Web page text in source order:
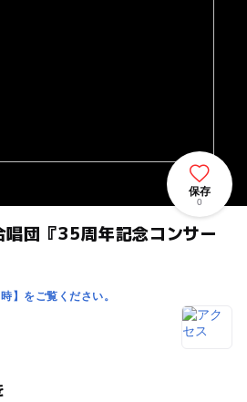
団『35周年記念コンサー
】をご覧ください。
保存
0